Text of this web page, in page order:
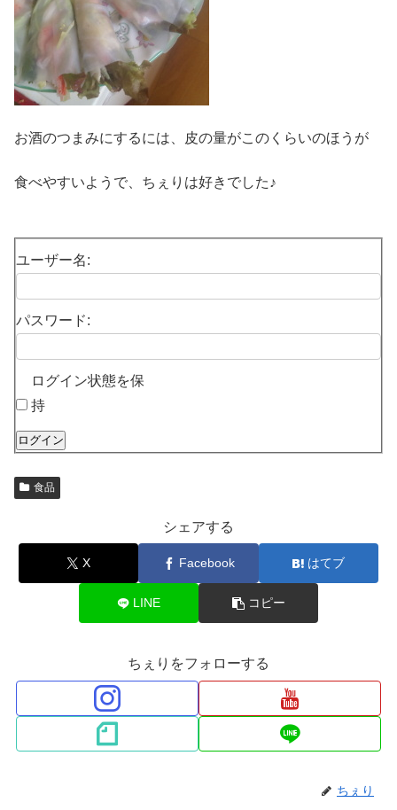
お酒のつまみにするには、皮の量がこのくらいのほうが
食べやすいようで、ちぇりは好きでした♪
ユーザー名:
パスワード:
ログイン状態を保
持
ログイン
食品
シェアする
X Facebook はてブ
LINE コピー
ちぇりをフォローする
ちぇり